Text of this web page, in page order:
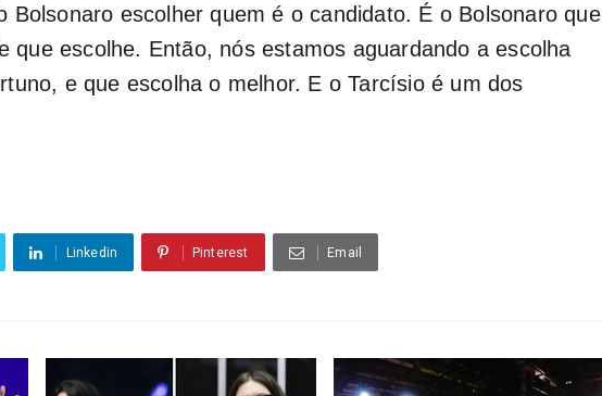
Bolsonaro escolher quem é o candidato. É o Bolsonaro que
que escolhe. Então, nós estamos aguardando a escolha
e que escolha o melhor. E o Tarcísio é um dos
Linkedin Pinterest Email